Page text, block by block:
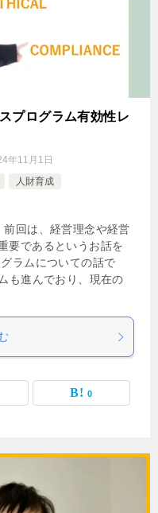
プログラム有効性レ
年11月1日
人財育成
回は、経営理念や経営
要であるというお話を
ラムについての話で
も進んでおり、現在の
0